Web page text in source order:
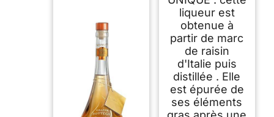
liqueur est
obtenue à
partir de marc
de raisin
d'Italie puis
distillée . Elle
est épurée de
ses éléments